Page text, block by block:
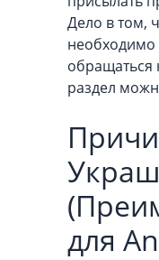
Дело в том,
обращаться
раздел
для